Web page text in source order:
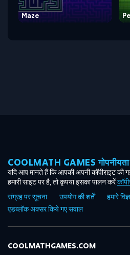
Maze
COOLMATH GAMES गोपनीयता
यदि आप मानते हैं कि आपकी अपनी कॉपीराइट की
हमारी साइट पर है, तो कृपया इसका पालन करें
संग्रह पर सूचना
उपयोग की शर्तें
हमारे
एडब्लॉक अक्सर किये गए सवाल
COOLMATHGAMES.COM